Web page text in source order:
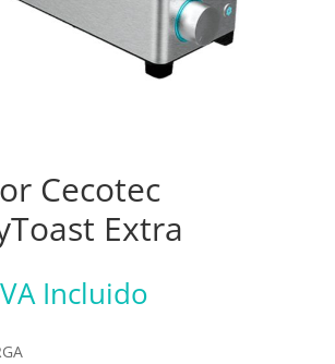
Cecotec
Extra
Incluido